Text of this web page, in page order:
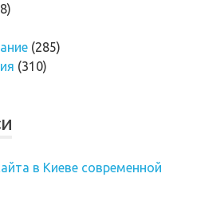
(285)
(310)
в Киеве современной